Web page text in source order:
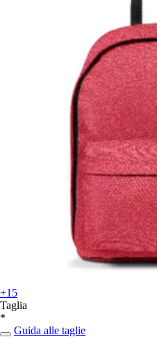
+15
Taglia
*
Guida alle taglie